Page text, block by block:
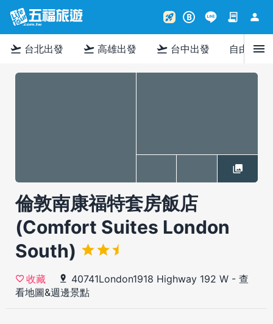
rocket_launch B contract person
flight_takeoff 台北出發 flight_takeoff 高雄出發 flight_takeoff 台中出發 自由行menu
倫敦南康福特套房飯店
(Comfort Suites London
South)
收藏 40741London1918 Highway 192 W - 查
看地圖&週邊景點